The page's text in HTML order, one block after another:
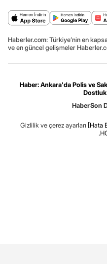
Haberler.com: Türkiye’nin en
ve en güncel gelişmeler
Haber: Ankara'da Polis ve
HaberSon
Gizlilik ve çerez ayarları [Hata